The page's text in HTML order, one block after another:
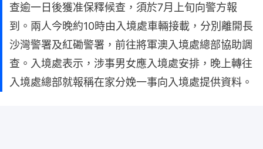
查逾一日後獲准保釋候查，須於7月上旬向警方報
到。兩人今晚約10時由入境處車輛接載，分別離開長
沙灣警署及紅磡警署，前往將軍澳入境處總部協助調
查。入境處表示，涉事男女應入境處安排，晚上轉往
入境處總部就報稱在家分娩一事向入境處提供資料。